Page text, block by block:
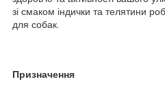
зі смаком індички та телятини
для собак.
Призначення